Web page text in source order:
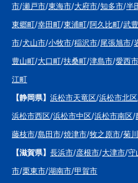
市/瀬戸市/東海市/大府市/知多市/半
東郷町/幸田町/東浦町/阿久比町/武
市/犬山市/小牧市/稲沢市/尾張旭市/
豊山町/大口町/扶桑町/津島市/愛西市
江町
【静岡県】 浜松市天竜区/浜松市北区
浜松市西区/浜松市中区/浜松市南区/
藤枝市/島田市/焼津市/牧之原市/菊
【滋賀県】 長浜市/彦根市/大津市/守
市/栗東市/湖南市/甲賀市